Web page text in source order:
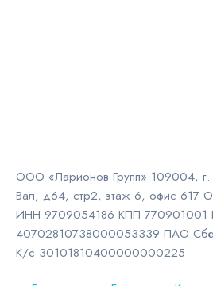
ООО «Ларионов Групп» 109004, г.
Вал, д64, стр2, этаж 6, офис 617
ИНН 9709054186 КПП 770901001
40702810738000053339 ПАО
К/с 30101810400000000225